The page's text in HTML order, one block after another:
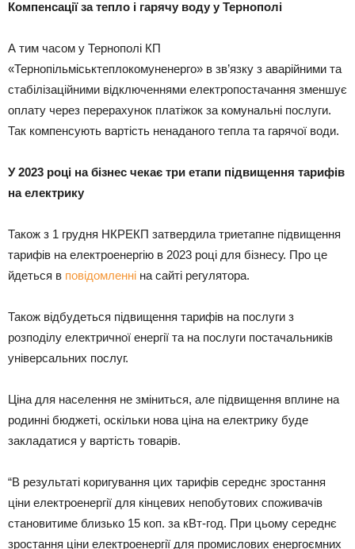
Компенсації за тепло і гарячу воду у Тернополі
А тим часом у Тернополі КП
«Тернопільміськтеплокомуненерго» в зв’язку з аварійними та
стабілізаційними відключеннями електропостачання зменшує
оплату через перерахунок платіжок за комунальні послуги.
Так компенсують вартість ненаданого тепла та гарячої води.
У 2023 році на бізнес чекає три етапи підвищення тарифів
на електрику
Також з 1 грудня НКРЕКП затвердила триетапне підвищення
тарифів на електроенергію в 2023 році для бізнесу. Про це
йдеться в повідомленні на сайті регулятора.
Також відбудеться підвищення тарифів на послуги з
розподілу електричної енергії та на послуги постачальників
універсальних послуг.
Ціна для населення не зміниться, але підвищення вплине на
родинні бюджеті, оскільки нова ціна на електрику буде
закладатися у вартість товарів.
“В результаті коригування цих тарифів середнє зростання
ціни електроенергії для кінцевих непобутових споживачів
становитиме близько 15 коп. за кВт-год. При цьому середнє
зростання ціни електроенергії для промислових енергоємних